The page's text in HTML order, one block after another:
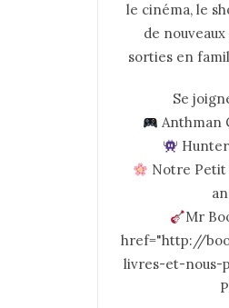
le cinéma, le
de
sorties en
Se
Anthman
Notre Petit
Mr
href="http://
livres-et-nous-